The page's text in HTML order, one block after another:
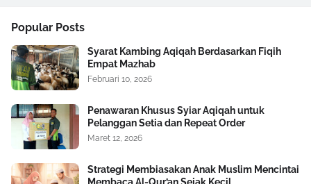
Popular Posts
Syarat Kambing Aqiqah Berdasarkan Fiqih
Empat Mazhab
Februari 10, 2026
Penawaran Khusus Syiar Aqiqah untuk
Pelanggan Setia dan Repeat Order
Maret 12, 2026
Strategi Membiasakan Anak Muslim Mencintai